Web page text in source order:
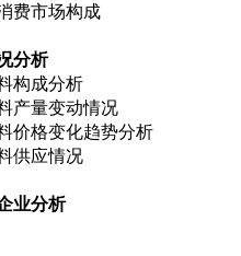
费市场构成
分析
构成分析
量变动情况
格变化趋势分析
供应情况
业分析